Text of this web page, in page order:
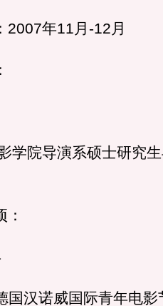
年11月-12月
院导演系硕士研究生
汉诺威国际青年电影